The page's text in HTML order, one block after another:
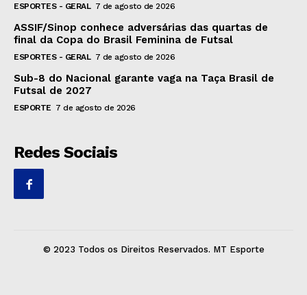
ESPORTES - GERAL 7 de agosto de 2026
ASSIF/Sinop conhece adversárias das quartas de
final da Copa do Brasil Feminina de Futsal
ESPORTES - GERAL 7 de agosto de 2026
Sub-8 do Nacional garante vaga na Taça Brasil de
Futsal de 2027
ESPORTE 7 de agosto de 2026
Redes Sociais
© 2023 Todos os Direitos Reservados. MT Esporte